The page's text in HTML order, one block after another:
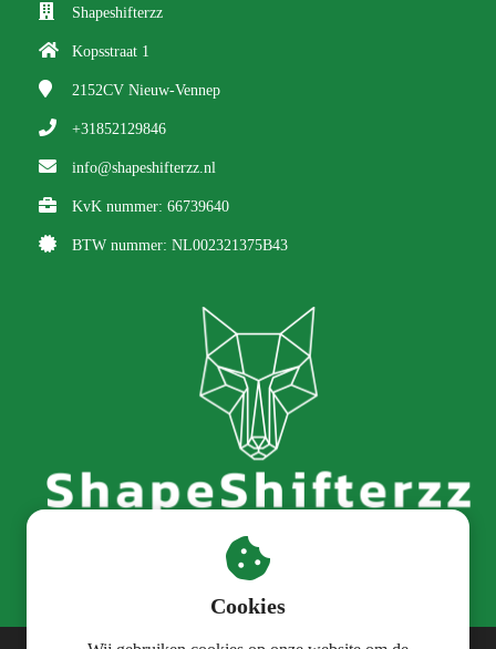
Shapeshifterzz
Kopsstraat 1
2152CV Nieuw-Vennep
+31852129846
info@shapeshifterzz.nl
KvK nummer: 66739640
BTW nummer: NL002321375B43
Cookies